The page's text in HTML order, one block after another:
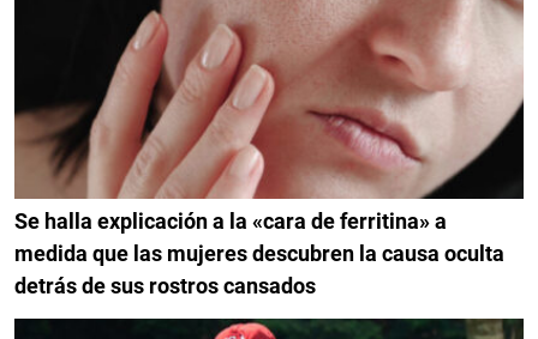
Se halla explicación a la «cara de ferritina» a
medida que las mujeres descubren la causa oculta
detrás de sus rostros cansados